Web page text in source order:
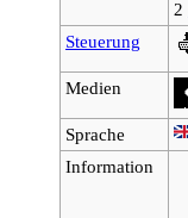
2
Steuerung
Medien
Sprache
Information